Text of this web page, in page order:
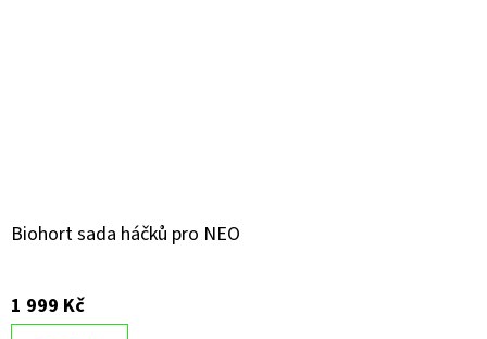
Biohort sada háčků pro NEO
1 999 Kč